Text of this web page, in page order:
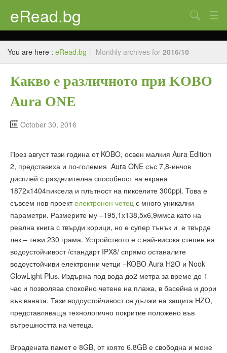
eRead.bg
Начало
Online магазин
Новини
Полезно
Галерия
Контакти
Search
You are here : eRead.bg / Monthly archives for 2016/10
Какво е различното при KOBO
Aura ONE
October 30, 2016
През август тази година от KOBO, освен малкия Aura Edition
2, представиха и по-големия Aura ONE със 7,8-инчов
дисплей с разделителна способност на екрана
1872х1404пиксела и плътност на пикселите 300ppi. Това е
съвсем нов проектелектронен четец с много уникални
параметри. Размерите му –195,1х138,5х6,9ммса като на
реална книга с твърди корици, но е супер тънък и е твърде
лек – тежи 230 грама. Устройството е с най-висока степен на
водоустойчивост /стандарт IPX8/ спрямо останалите
водоустойчиви електронни четци –KOBO Aura H2O и Nook
GlowLight Plus. Издържа под вода до2 метра за време до 1
час и позволява спокойно четене на плажа, в басейна и дори
във ваната. Тази водоустойчивост се дължи на защита HZO,
представляваща технологично покритие положено във
вътрешността на четеца.
Вградената памет е 8GB, от която 6.8GB е свободна и може